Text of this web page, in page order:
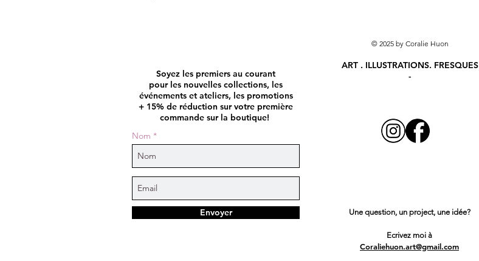
© 2025 by Coralie Huon
ART . ILLUSTRATIONS. FRESQUES
-
Soyez les premiers au courant
pour les nouvelles collections, les
événements et ateliers, les promotions
+ 15% de réduction sur votre première
commande sur la boutique!
Nom
Envoyer Une question, un project, une idée?
Ecrivez moi à
Coraliehuon.art@gmail.com